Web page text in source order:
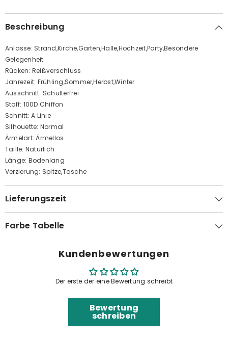
Beschreibung
Anlasse: Strand,Kirche,Garten,Halle,Hochzeit,Party,Besondere
Gelegenheit
Rücken: Reißverschluss
Jahrezeit: Frühling,Sommer,Herbst,Winter
Ausschnitt: Schulterfrei
Stoff: 100D Chiffon
Schnitt: A Linie
Silhouette: Normal
Ärmelart: Ärmellos
Taille: Natürlich
Länge: Bodenlang
Verzierung: Spitze,Tasche
Lieferungszeit
Farbe Tabelle
Kundenbewertungen
Der erste der eine Bewertung schreibt
Bewertung
schreiben